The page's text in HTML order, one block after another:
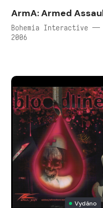
ArmA: Armed
Bohemia Interactive —
2006
Vydáno